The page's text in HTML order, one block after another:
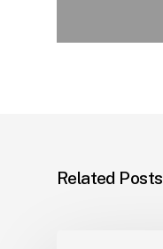
Related Posts